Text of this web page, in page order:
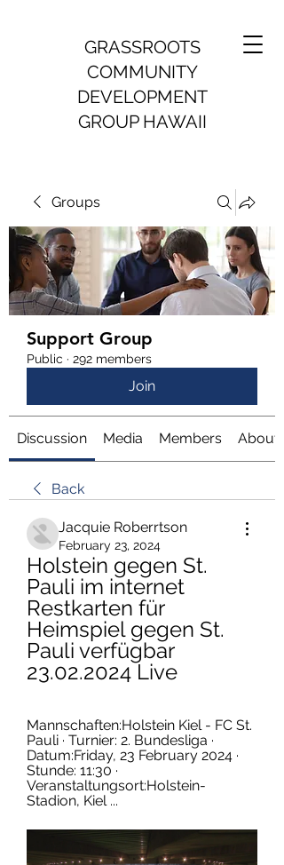
GRASSROOTS
COMMUNITY
DEVELOPMENT
GROUP HAWAII
Groups
Support Group
Public · 292 members
Join
Discussion Media Members About
Back
Jacquie Roberrtson
February 23, 2024
Holstein gegen St.
Pauli im internet
Restkarten für
Heimspiel gegen St.
Pauli verfügbar
23.02.2024 Live
Mannschaften:Holstein Kiel - FC St.
Pauli · Turnier: 2. Bundesliga ·
Datum:Friday, 23 February 2024 ·
Stunde: 11:30 ·
Veranstaltungsort:Holstein-
Stadion, Kiel ...